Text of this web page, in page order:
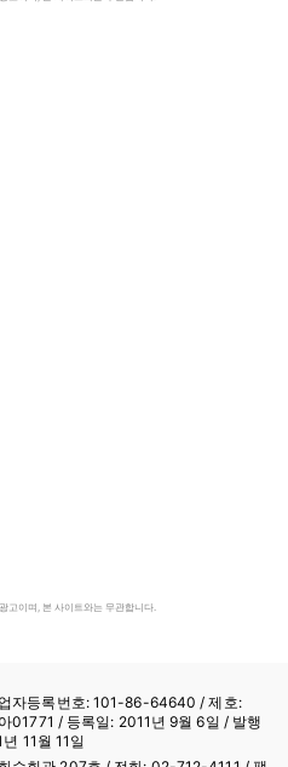
고이며, 본 사이트와는 무관합니다.
자등록번호: 101-86-64640 / 제호:
01771 / 등록일: 2011년 9월 6일 / 발행
11월 11일